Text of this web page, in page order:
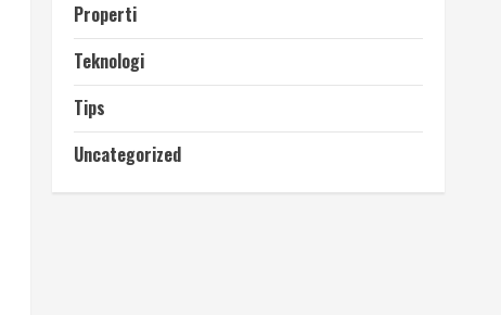
Properti
Teknologi
Tips
Uncategorized